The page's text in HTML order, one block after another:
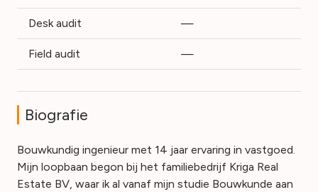
Desk audit —
Field audit —
Biografie
Bouwkundig ingenieur met 14 jaar ervaring in vastgoed.
Mijn loopbaan begon bij het familiebedrijf Kriga Real
Estate BV, waar ik al vanaf mijn studie Bouwkunde aan